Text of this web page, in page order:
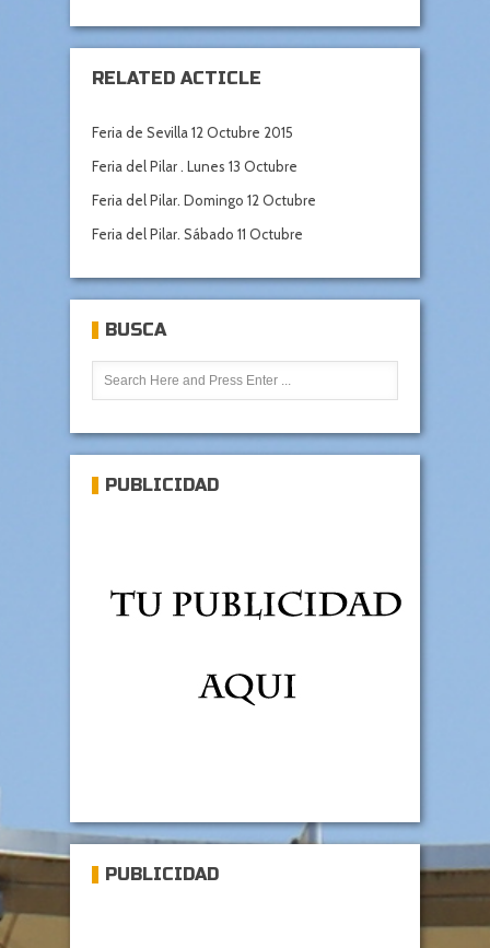
RELATED ACTICLE
Feria de Sevilla 12 Octubre 2015
Feria del Pilar . Lunes 13 Octubre
Feria del Pilar. Domingo 12 Octubre
Feria del Pilar. Sábado 11 Octubre
BUSCA
PUBLICIDAD
PUBLICIDAD